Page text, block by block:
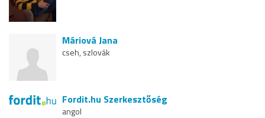
Máriová Jana
cseh, szlovák
Fordit.hu Szerkesztőség
angol